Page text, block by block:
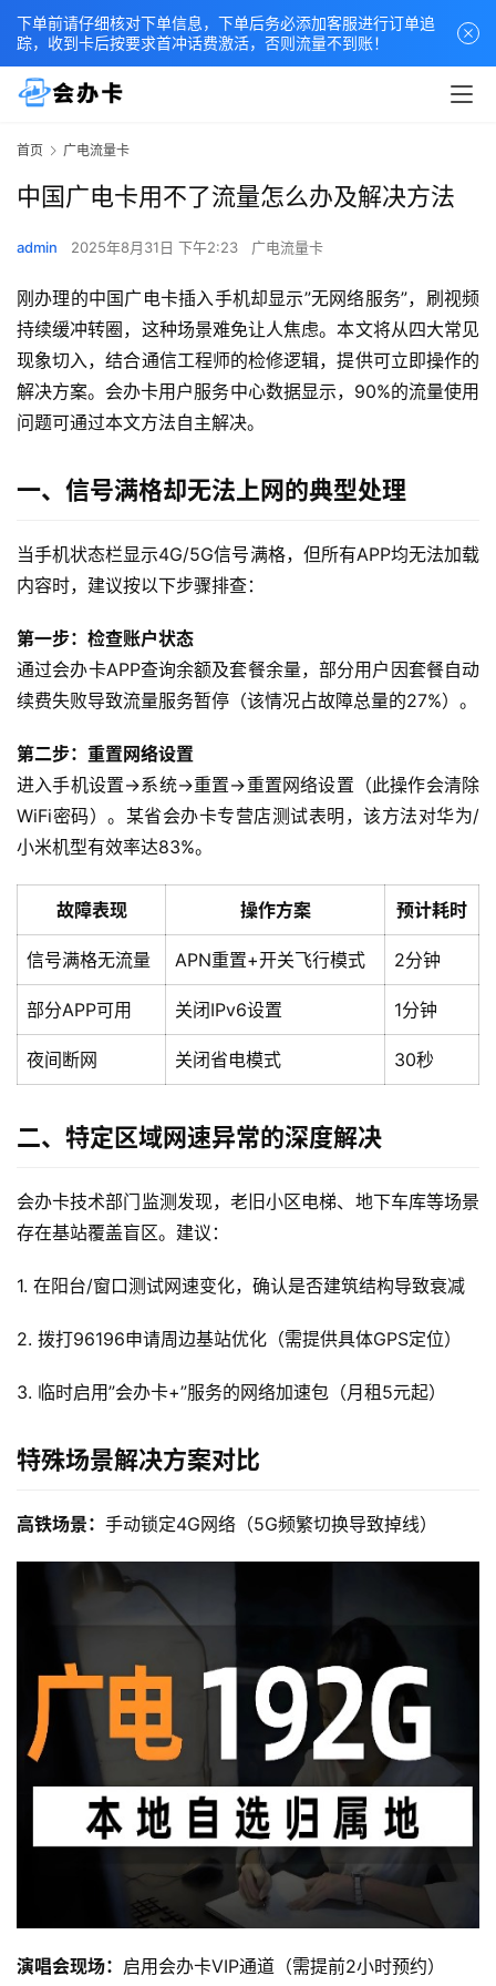
首页 广电流量卡
中国广电卡用不了流量怎么办及解决方法
admin 2025年8月31日 下午2:23 广电流量卡
刚办理的中国广电卡插入手机却显示”无网络服务”，刷视频
持续缓冲转圈，这种场景难免让人焦虑。本文将从四大常见
现象切入，结合通信工程师的检修逻辑，提供可立即操作的
解决方案。会办卡用户服务中心数据显示，90%的流量使用
问题可通过本文方法自主解决。
一、信号满格却无法上网的典型处理
当手机状态栏显示4G/5G信号满格，但所有APP均无法加载
内容时，建议按以下步骤排查：
第一步：检查账户状态
通过会办卡APP查询余额及套餐余量，部分用户因套餐自动
续费失败导致流量服务暂停（该情况占故障总量的27%）。
第二步：重置网络设置
进入手机设置→系统→重置→重置网络设置（此操作会清除
WiFi密码）。某省会办卡专营店测试表明，该方法对华为/
小米机型有效率达83%。
故障表现 操作方案 预计耗时
信号满格无流量 APN重置+开关飞行模式 2分钟
部分APP可用 关闭IPv6设置 1分钟
夜间断网 关闭省电模式 30秒
二、特定区域网速异常的深度解决
会办卡技术部门监测发现，老旧小区电梯、地下车库等场景
存在基站覆盖盲区。建议：
1. 在阳台/窗口测试网速变化，确认是否建筑结构导致衰减
2. 拨打96196申请周边基站优化（需提供具体GPS定位）
3. 临时启用”会办卡+”服务的网络加速包（月租5元起）
特殊场景解决方案对比
高铁场景： 手动锁定4G网络（5G频繁切换导致掉线）
演唱会现场： 启用会办卡VIP通道（需提前2小时预约）
下单前请仔细核对下单信息，下单后务必添加客服进行订单追
踪，收到卡后按要求首冲话费激活，否则流量不到账！